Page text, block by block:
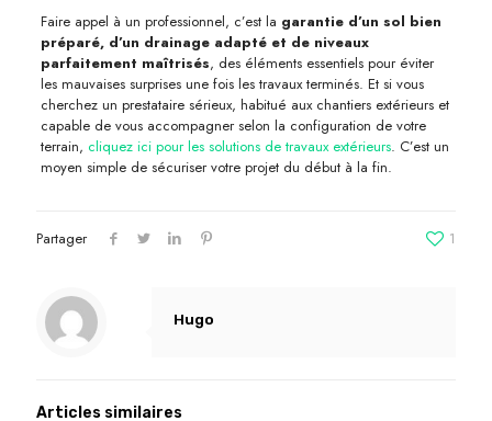
Faire appel à un professionnel, c’est la garantie d’un sol bien
préparé, d’un drainage adapté et de niveaux
parfaitement maîtrisés, des éléments essentiels pour éviter
les mauvaises surprises une fois les travaux terminés. Et si vous
cherchez un prestataire sérieux, habitué aux chantiers extérieurs et
capable de vous accompagner selon la configuration de votre
terrain, cliquez ici pour les solutions de travaux extérieurs. C’est un
moyen simple de sécuriser votre projet du début à la fin.
Partager 1
Hugo
Articles similaires